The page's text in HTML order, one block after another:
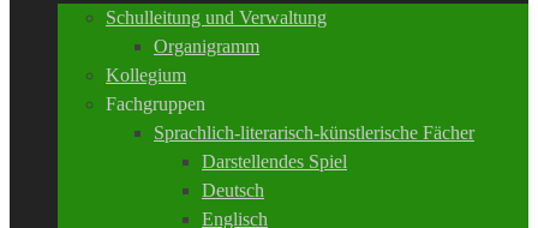
Schulleitung und Verwaltung
Organigramm
Kollegium
Fachgruppen
Sprachlich-literarisch-künstlerische Fächer
Darstellendes Spiel
Deutsch
Englisch